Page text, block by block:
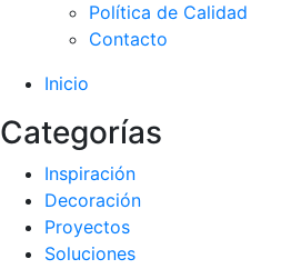
Política de Calidad
Contacto
Inicio
Categorías
Inspiración
Decoración
Proyectos
Soluciones